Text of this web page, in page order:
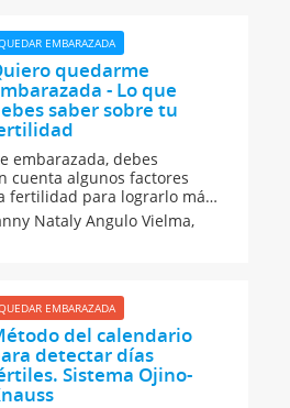
EMBARAZADA
quedarme
- Lo que
saber sobre tu
embarazada, debes
cuenta algunos factores
fertilidad para lograrlo más
¿Cuáles son los
comer para
¿Qué tratamientos de
Nataly Angulo Vielma,
EMBARAZADA
del calendario
detectar días
Sistema Ojino-